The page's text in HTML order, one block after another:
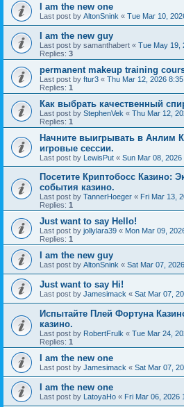
I am the new one
Last post by AltonSnink « Tue Mar 10,
I am the new guy
Last post by samanthabert « Tue May 19,
Replies: 3
permanent makeup training
Last post by ftur3 « Thu Mar 12, 2026
Replies: 1
Как выбрать качественный
Last post by StephenVek « Thu Mar 12,
Replies: 1
Начните выигрывать в Анлим
игровые сессии.
Last post by LewisPut « Sun Mar 08, 2026
Посетите Криптобосс Казино:
события казино.
Last post by TannerHoeger « Fri Mar 13,
Replies: 1
Just want to say Hello!
Last post by jollylara39 « Mon Mar 09,
Replies: 1
I am the new guy
Last post by AltonSnink « Sat Mar 07,
Just want to say Hi!
Last post by Jamesimack « Sat Mar 07,
Испытайте Плей Фортуна
казино.
Last post by RobertFrulk « Tue Mar 24,
Replies: 1
I am the new one
Last post by Jamesimack « Sat Mar 07,
I am the new one
Last post by LatoyaHo « Fri Mar 06, 2026